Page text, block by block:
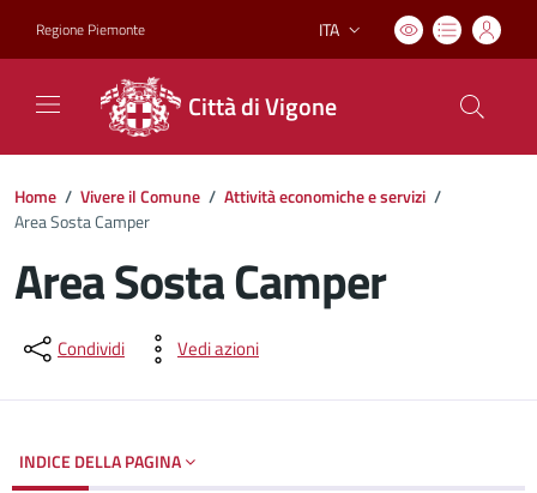
Regione Piemonte Lingua attiva:
ITA
Città di Vigone
Home / Vivere il Comune / Attività economiche e servizi /
Area Sosta Camper
Area Sosta Camper
Dettagli del documento
Condividi Vedi azioni
INDICE DELLA PAGINA